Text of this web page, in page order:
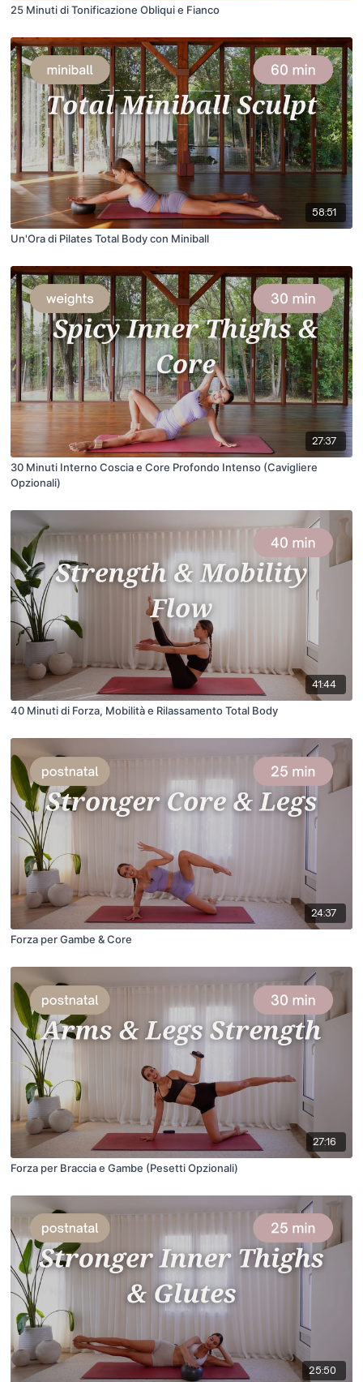
25 Minuti di Tonificazione Obliqui e Fianco
58:51
Un'Ora di Pilates Total Body con Miniball
27:37
30 Minuti Interno Coscia e Core Profondo Intenso (Cavigliere
Opzionali)
41:44
40 Minuti di Forza, Mobilità e Rilassamento Total Body
24:37
Forza per Gambe & Core
27:16
Forza per Braccia e Gambe (Pesetti Opzionali)
25:50